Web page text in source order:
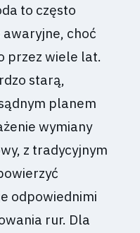
to często
choć
przez wiele lat.
starą,
planem
wymiany
z tradycyjnym
odpowiednimi
rur. Dla